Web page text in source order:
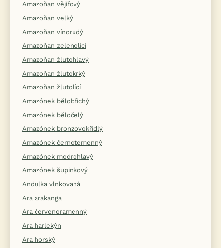
Amazoňan vějířový
Amazoňan velký
Amazoňan vínorudý
Amazoňan zelenolící
Amazoňan žlutohlavý
Amazoňan žlutokrký
Amazoňan žlutolící
Amazónek bělobřichý
Amazónek běločelý
Amazónek bronzovokřídlý
Amazónek černotemenný
Amazónek modrohlavý
Amazónek šupinkový
Andulka vlnkovaná
Ara arakanga
Ara červenoramenný
Ara harlekýn
Ara horský